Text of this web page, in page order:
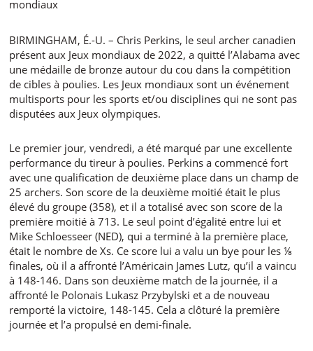
BIRMINGHAM, É.-U. – Chris Perkins, le seul archer canadien
présent aux Jeux mondiaux de 2022, a quitté l’Alabama avec
une médaille de bronze autour du cou dans la compétition
de cibles à poulies. Les Jeux mondiaux sont un événement
multisports pour les sports et/ou disciplines qui ne sont pas
disputées aux Jeux olympiques.
Le premier jour, vendredi, a été marqué par une excellente
performance du tireur à poulies. Perkins a commencé fort
avec une qualification de deuxième place dans un champ de
25 archers. Son score de la deuxième moitié était le plus
élevé du groupe (358), et il a totalisé avec son score de la
première moitié à 713. Le seul point d’égalité entre lui et
Mike Schloesseer (NED), qui a terminé à la première place,
était le nombre de Xs. Ce score lui a valu un bye pour les ⅛
finales, où il a affronté l’Américain James Lutz, qu’il a vaincu
à 148-146. Dans son deuxième match de la journée, il a
affronté le Polonais Lukasz Przybylski et a de nouveau
remporté la victoire, 148-145. Cela a clôturé la première
journée et l’a propulsé en demi-finale.